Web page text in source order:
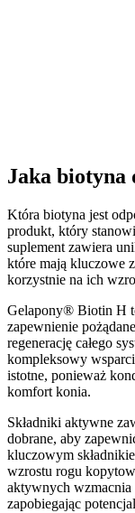
Jaka biotyna
Która biotyna jest
produkt, który
suplement zawiera
które mają kluczowe
korzystnie na ich
Gelapony® Biotin H
zapewnienie
regenerację całego
kompleksowy
istotne, ponieważ
komfort konia.
Składniki aktywne
dobrane, aby
kluczowym
wzrostu rogu
aktywnych wzmacnia
zapobiegając